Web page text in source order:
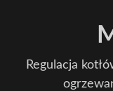
Regulacja